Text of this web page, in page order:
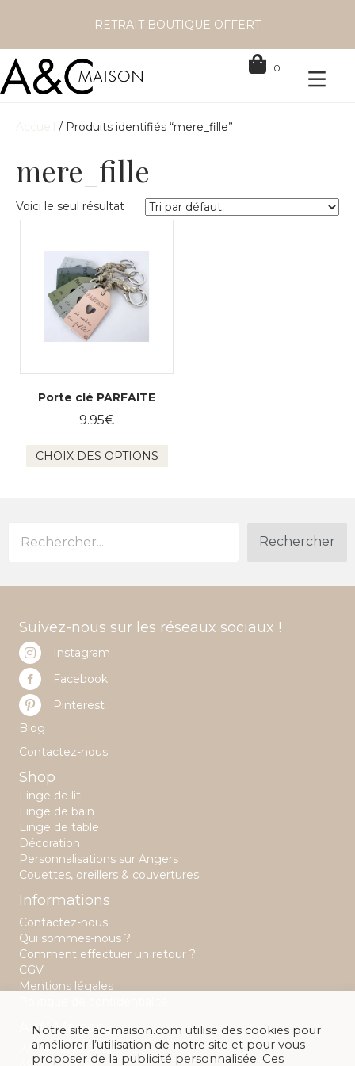
RETRAIT BOUTIQUE OFFERT
0
/ Produits identifiés “mere_fille”
mere_fille
Voici le seul résultat
Porte clé PARFAITE
9.95€
CHOIX DES OPTIONS
choisies
page
Rechercher
Suivez-nous sur les réseaux sociaux !
Instagram
Facebook
Pinterest
Blog
Contactez-nous
Shop
Linge de lit
Linge de bain
Linge de table
Décoration
Personnalisations sur Angers
Couettes, oreillers & couvertures
Informations
Contactez-nous
Qui sommes-nous ?
Comment effectuer un retour ?
CGV
Mentions légales
A&C Maison
22 rue Saint Aubin
Notre site ac-maison.com utilise des cookies pour
améliorer l’utilisation de notre site et pour vous
proposer de la publicité personnalisée. Ces